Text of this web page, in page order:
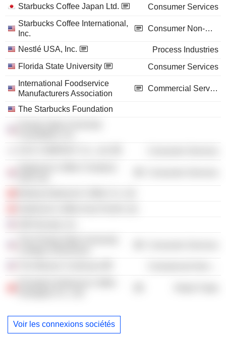
Starbucks Coffee Japan Ltd.
Consumer Services
Starbucks Coffee International,
Inc.
Consumer Non-Durables
Nestlé USA, Inc.
Process Industries
Florida State University
Consumer Services
International Foodservice
Manufacturers Association
Commercial Services
The Starbucks Foundation
Voir les connexions sociétés